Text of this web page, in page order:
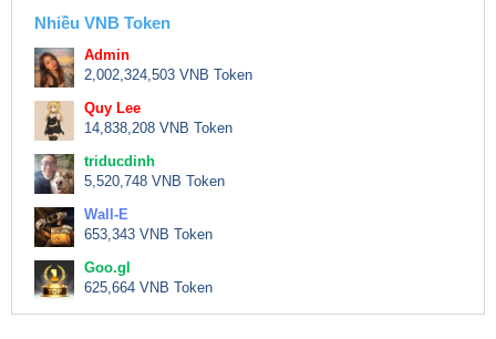
Nhiều VNB Token
Admin
2,002,324,503 VNB Token
Quy Lee
14,838,208 VNB Token
triducdinh
5,520,748 VNB Token
Wall-E
653,343 VNB Token
Goo.gl
625,664 VNB Token